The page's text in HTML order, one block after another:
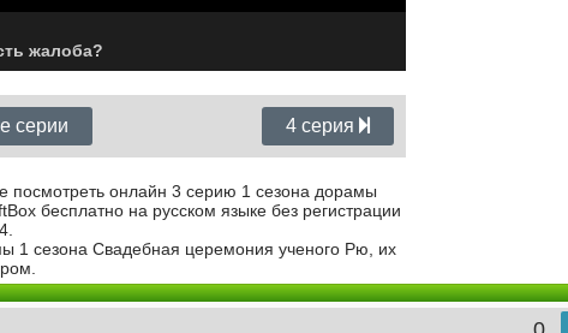
жалоба?
серии 4 серия
посмотреть онлайн 3 серию 1 сезона дорамы
бесплатно на русском языке без регистрации
1 сезона Свадебная церемония ученого Рю, их